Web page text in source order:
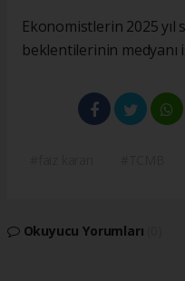
Ekonomistlerin 2025
beklentilerinin medyanı
Okuyucu Yorumları